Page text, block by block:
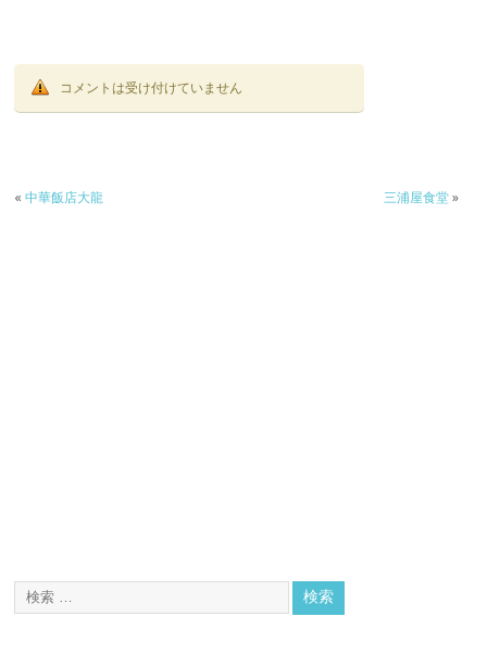
コメントは受け付けていません
«中華飯店大龍 三浦屋食堂»